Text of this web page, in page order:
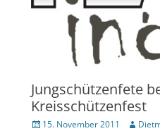
Jungschützenfete
Kreisschützenfest
Veröffentlicht
15. November 2011 Author